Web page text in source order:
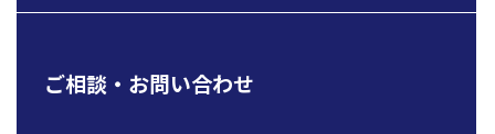
ご相談・お問い合わせ